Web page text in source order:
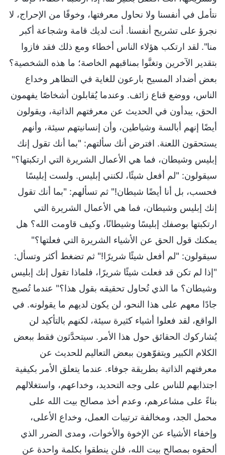
نتأمل في أنفسنا ولا نحاول معرفتها، وخوفًا من الإحراج، لا
نجرؤ على تشريح أنفسنا. أنت لديك قامة وشجاعة أكبر
منا". لقد ارتكب هؤلاء الناس أخطاء ومع ذلك فقد فازوا
بتقدير الآخرين وتغنَّوا بمناقبهم الخاصة؛ ما هذه الشخصية؟
بعض أضداد المسيح بارعون للغاية في التظاهر وخداع
الناس، ووضع قناع زائف. وعندما يُقابلون أشخاصًا يفهمون
الحق، يبدأون في الحديث عن معرفتهم الذاتية، ويقولون
أيضًا إنهم أبالسة وشياطين، وأن إنسانيتهم سيئة، وأنهم
يستحقون اللعنة. افترض أنك سألتهم: "بما أنك تقول إنك
إبليس وشيطان، فما هي الأعمال الشريرة التي ارتكبتها؟"
سيقولون: "لم أفعل شيئًا، لكنني إبليس. ولست إبليسًا
فحسب، بل أنا أيضًا شيطان!" ثم تسألهم: "بما أنك تقول
إنك إبليس وشيطان، فما هي الأعمال الشريرة التي
ارتكبتها بوصفك إبليسًا وشيطانًا، وكيف قاومت الله؟ هل
يمكنك قول الحق عن الأشياء الشريرة التي فعلتها؟"
سيقولون: "لم أفعل شيئًا شريرًا!" ثم تضغط أكثر وتسأل:
"إذا لم تكن قد فعلت شيئًا شريرًا، فلماذا تقول إنك إبليس
وشيطان؟ ما الذي تُحاول تحقيقه بقول هذا؟" عندما تُصبح
جادًا معهم على هذا النحو، لن يكون لديهم ما يقولونه. في
الواقع، لقد فعلوا أشياء كثيرة سيئة، لكنهم بالتأكيد لن
يُشاركوك الحقائق حول هذا الأمر. سيتحدَّثون فقط ببعض
الكلام الكبير ويتفوّهون ببعض التعاليم للحديث عن
معرفتهم الذاتية بطريقة جوفاء. عندما يتعلق الأمر بكيفية
اجتذابهم للناس على وجه التحديد، وخداعهم، واستغلالهم
بناءً على مشاعرهم، وعدم أخذ مصالح بيت الله على
محمل الجد، ومخالفة ترتيبات العمل، وخداع الأعلى،
وإخفاء الأشياء عن الإخوة والأخوات، ومدى الضرر الذي
ألحقوه بمصالح بيت الله، فلن ينطقوا بكلمة واحدة عن